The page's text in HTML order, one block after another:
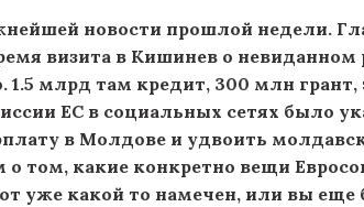
новости прошлой недели.
визита в Кишинев о
1.5 млрд там кредит, 300 млн грант,
ЕС в социальных сетях было
в Молдове и удвоить
о том, какие конкретно вещи
уже какой то намечен, или вы еще